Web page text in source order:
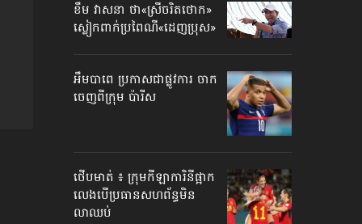
ខឹម វាសនា ថា«ស្រីចរិតថោក»​
ស្លៀកពាក់ប្រពៃណី​«ដេញប្រុស»
អឹមបាពេ ប្រកាសជាផ្លូវការ ចាក
ចេញពីក្រុម ប៉ារីស
ថើបមាត់ ៖ ក្រុមកីឡាការិនី​ផ្អាក
លេង​​បើប្រធានសហព័ន្ធ​មិន
លាឈប់